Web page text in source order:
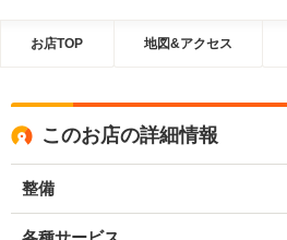
お店TOP 地図&アクセス
このお店の詳細情報
整備